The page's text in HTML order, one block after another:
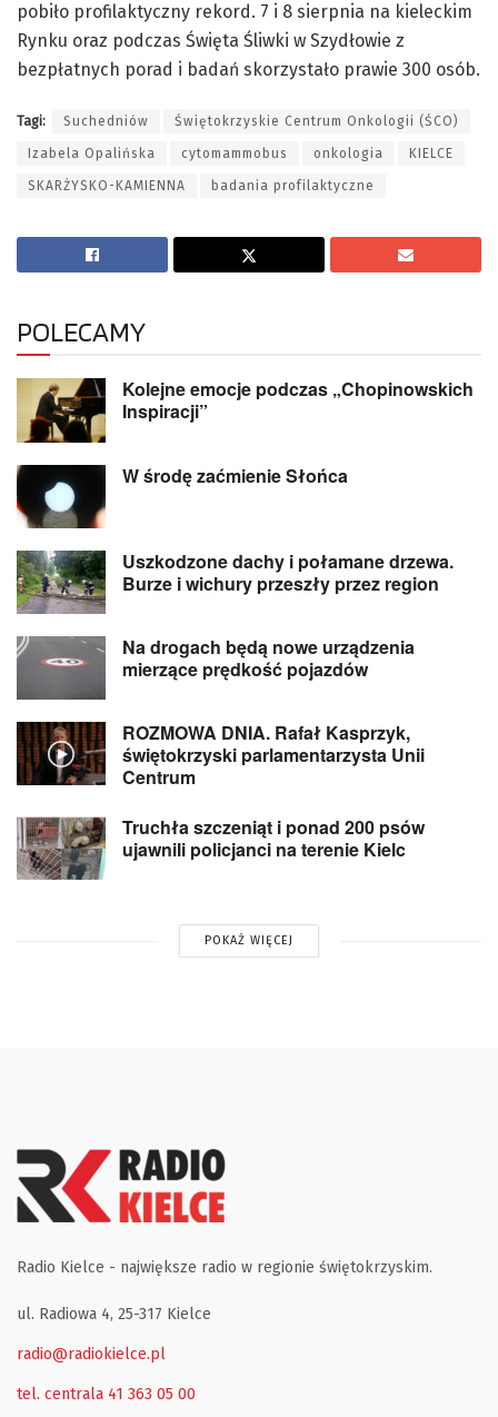
pobiło profilaktyczny rekord. 7 i 8 sierpnia na kieleckim
Rynku oraz podczas Święta Śliwki w Szydłowie z
bezpłatnych porad i badań skorzystało prawie 300 osób.
Tagi: Suchedniów Świętokrzyskie Centrum Onkologii (ŚCO)
Izabela Opalińska cytomammobus onkologia KIELCE
SKARŻYSKO-KAMIENNA badania profilaktyczne
POLECAMY
Kolejne emocje podczas „Chopinowskich
Inspiracji”
W środę zaćmienie Słońca
Uszkodzone dachy i połamane drzewa.
Burze i wichury przeszły przez region
Na drogach będą nowe urządzenia
mierzące prędkość pojazdów
ROZMOWA DNIA. Rafał Kasprzyk,
świętokrzyski parlamentarzysta Unii
Centrum
Truchła szczeniąt i ponad 200 psów
ujawnili policjanci na terenie Kielc
POKAŻ WIĘCEJ
Radio Kielce - największe radio w regionie świętokrzyskim.
ul. Radiowa 4, 25-317 Kielce
radio@radiokielce.pl
tel. centrala 41 363 05 00